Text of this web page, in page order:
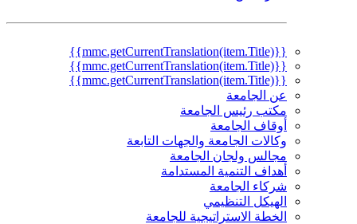
{{mmc.getCurrentTranslation(item.Title)}}
{{mmc.getCurrentTranslation(item.Title)}}
{{mmc.getCurrentTranslation(item.Title)}}
عن الجامعة
مكتب رئيس الجامعة
أوقاف الجامعة
وكالات الجامعة والجهات التابعة
مجالس ولجان الجامعة
أهداف التنمية المستدامة
شركاء الجامعة
الهيكل التنظيمي
الخطة الاستراتيجية للجامعة